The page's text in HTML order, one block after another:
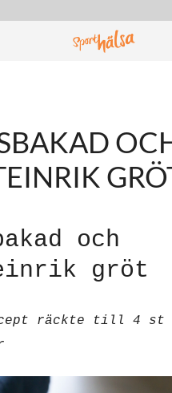
och
gröt
räckte till 4 st